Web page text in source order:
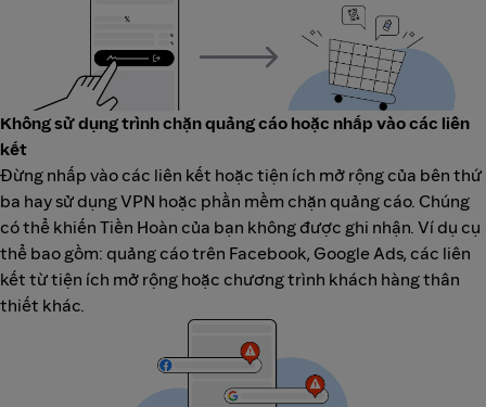
Không sử dụng trình chặn quảng cáo hoặc nhấp vào các liên
kết
Đừng nhấp vào các liên kết hoặc tiện ích mở rộng của bên thứ
ba hay sử dụng VPN hoặc phần mềm chặn quảng cáo. Chúng
có thể khiến Tiền Hoàn của bạn không được ghi nhận. Ví dụ cụ
thể bao gồm: quảng cáo trên Facebook, Google Ads, các liên
kết từ tiện ích mở rộng hoặc chương trình khách hàng thân
thiết khác.